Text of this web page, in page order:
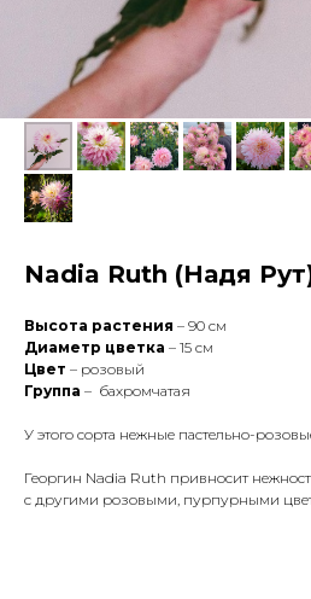
Nadia Ruth (Надя
Высота растения – 90 см
Диаметр цветка – 15 см
Цвет – розовый
Группа – бахромчатая
У этого сорта нежные пастельно-
Георгин Nadia Ruth привносит
с другими розовыми, пурпурными